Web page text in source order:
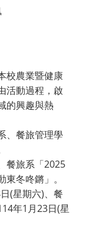
校農業暨健康
活動過程，啟
的興趣與熱
、餐旅管理學
餐旅系「2025
冬咚鏘」。
(星期六)、餐
年1月23日(星